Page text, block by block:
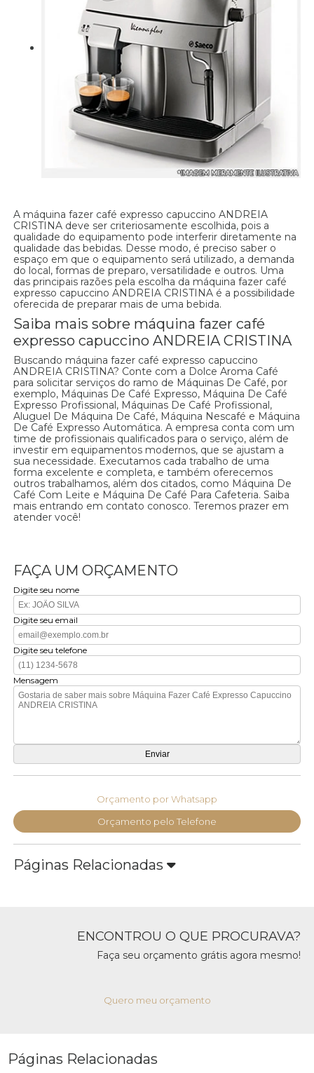
A máquina fazer café expresso capuccino ANDREIA
CRISTINA deve ser criteriosamente escolhida, pois a
qualidade do equipamento pode interferir diretamente na
qualidade das bebidas. Desse modo, é preciso saber o
espaço em que o equipamento será utilizado, a demanda
do local, formas de preparo, versatilidade e outros. Uma
das principais razões pela escolha da máquina fazer café
expresso capuccino ANDREIA CRISTINA é a possibilidade
oferecida de preparar mais de uma bebida.
Saiba mais sobre máquina fazer café
expresso capuccino ANDREIA CRISTINA
Buscando máquina fazer café expresso capuccino
ANDREIA CRISTINA? Conte com a Dolce Aroma Café
para solicitar serviços do ramo de Máquinas De Café, por
exemplo, Máquinas De Café Expresso, Máquina De Café
Expresso Profissional, Máquinas De Café Profissional,
Aluguel De Máquina De Café, Máquina Nescafé e Máquina
De Café Expresso Automática. A empresa conta com um
time de profissionais qualificados para o serviço, além de
investir em equipamentos modernos, que se ajustam a
sua necessidade. Executamos cada trabalho de uma
forma excelente e completa, e também oferecemos
outros trabalhamos, além dos citados, como Máquina De
Café Com Leite e Máquina De Café Para Cafeteria. Saiba
mais entrando em contato conosco. Teremos prazer em
atender você!
FAÇA UM ORÇAMENTO
Digite seu nome
Digite seu email
Digite seu telefone
Mensagem
Orçamento por Whatsapp
Orçamento pelo Telefone
Páginas Relacionadas
ENCONTROU O QUE PROCURAVA?
Faça seu orçamento grátis agora mesmo!
Quero meu orçamento
Páginas Relacionadas